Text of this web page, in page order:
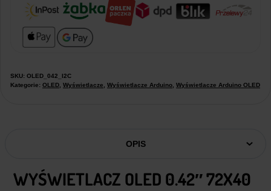
SKU: OLED_042_I2C
Kategorie: OLED Wyświetlacze Wyświetlacze Arduino Wyświetlacze Arduino OLED
OPIS
WYŚWIETLACZ OLED 0.42″ 72X40